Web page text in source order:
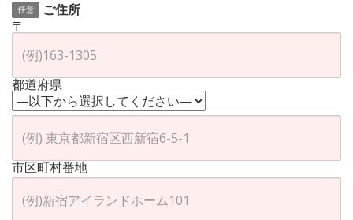
任意
ご住所
〒
都道府県
市区町村番地